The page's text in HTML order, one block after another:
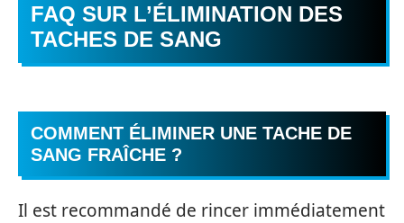
FAQ SUR L’ÉLIMINATION DES
TACHES DE SANG
COMMENT ÉLIMINER UNE TACHE DE
SANG FRAÎCHE ?
Il est recommandé de rincer immédiatement